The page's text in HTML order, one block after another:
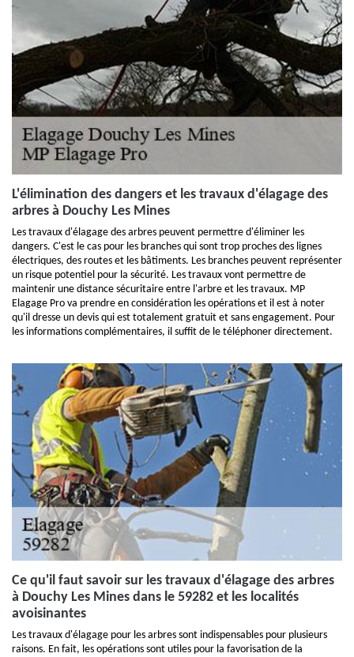
L'élimination des dangers et les travaux d'élagage des
arbres à Douchy Les Mines
Les travaux d'élagage des arbres peuvent permettre d'éliminer les
dangers. C'est le cas pour les branches qui sont trop proches des lignes
électriques, des routes et les bâtiments. Les branches peuvent représenter
un risque potentiel pour la sécurité. Les travaux vont permettre de
maintenir une distance sécuritaire entre l'arbre et les travaux. MP
Elagage Pro va prendre en considération les opérations et il est à noter
qu'il dresse un devis qui est totalement gratuit et sans engagement. Pour
les informations complémentaires, il suffit de le téléphoner directement.
Ce qu'il faut savoir sur les travaux d'élagage des arbres
à Douchy Les Mines dans le 59282 et les localités
avoisinantes
Les travaux d'élagage pour les arbres sont indispensables pour plusieurs
raisons. En fait, les opérations sont utiles pour la favorisation de la